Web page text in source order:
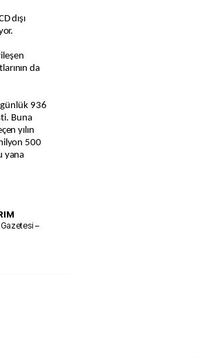
dışı
da
günlük 936
Buna
yılın
500
yana
–